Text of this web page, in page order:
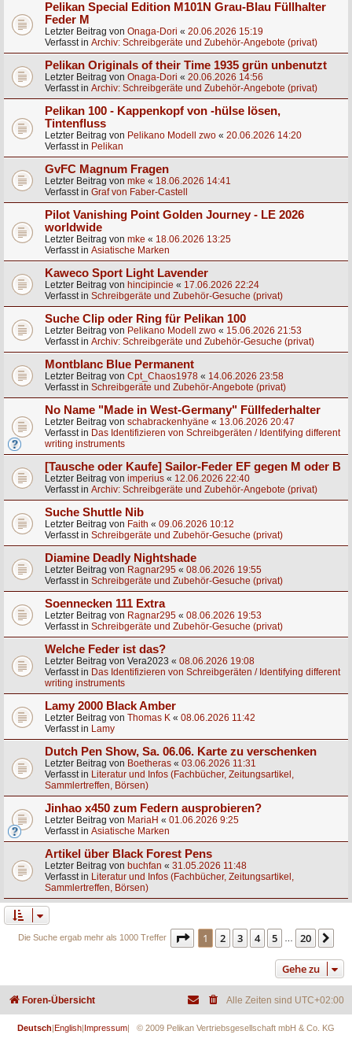
Pelikan Special Edition M101N Grau-Blau Füllhalter
Feder M
Letzter Beitrag von Onaga-Dori « 20.06.2026 15:19
Verfasst in Archiv: Schreibgeräte und Zubehör-Angebote (privat)
Pelikan Originals of their Time 1935 grün unbenutzt
Letzter Beitrag von Onaga-Dori « 20.06.2026 14:56
Verfasst in Archiv: Schreibgeräte und Zubehör-Angebote (privat)
Pelikan 100 - Kappenkopf von -hülse lösen,
Tintenfluss
Letzter Beitrag von Pelikano Modell zwo « 20.06.2026 14:20
Verfasst in Pelikan
GvFC Magnum Fragen
Letzter Beitrag von mke « 18.06.2026 14:41
Verfasst in Graf von Faber-Castell
Pilot Vanishing Point Golden Journey - LE 2026
worldwide
Letzter Beitrag von mke « 18.06.2026 13:25
Verfasst in Asiatische Marken
Kaweco Sport Light Lavender
Letzter Beitrag von hincipincie « 17.06.2026 22:24
Verfasst in Schreibgeräte und Zubehör-Gesuche (privat)
Suche Clip oder Ring für Pelikan 100
Letzter Beitrag von Pelikano Modell zwo « 15.06.2026 21:53
Verfasst in Archiv: Schreibgeräte und Zubehör-Gesuche (privat)
Montblanc Blue Permanent
Letzter Beitrag von Cpt_Chaos1978 « 14.06.2026 23:58
Verfasst in Schreibgeräte und Zubehör-Angebote (privat)
No Name "Made in West-Germany" Füllfederhalter
Letzter Beitrag von schabrackenhyäne « 13.06.2026 20:47
Verfasst in Das Identifizieren von Schreibgeräten / Identifying different
writing instruments
[Tausche oder Kaufe] Sailor-Feder EF gegen M oder B
Letzter Beitrag von imperius « 12.06.2026 22:40
Verfasst in Archiv: Schreibgeräte und Zubehör-Angebote (privat)
Suche Shuttle Nib
Letzter Beitrag von Faith « 09.06.2026 10:12
Verfasst in Schreibgeräte und Zubehör-Gesuche (privat)
Diamine Deadly Nightshade
Letzter Beitrag von Ragnar295 « 08.06.2026 19:55
Verfasst in Schreibgeräte und Zubehör-Gesuche (privat)
Soennecken 111 Extra
Letzter Beitrag von Ragnar295 « 08.06.2026 19:53
Verfasst in Schreibgeräte und Zubehör-Gesuche (privat)
Welche Feder ist das?
Letzter Beitrag von Vera2023 « 08.06.2026 19:08
Verfasst in Das Identifizieren von Schreibgeräten / Identifying different
writing instruments
Lamy 2000 Black Amber
Letzter Beitrag von Thomas K « 08.06.2026 11:42
Verfasst in Lamy
Dutch Pen Show, Sa. 06.06. Karte zu verschenken
Letzter Beitrag von Boetheras « 03.06.2026 11:31
Verfasst in Literatur und Infos (Fachbücher, Zeitungsartikel,
Sammlertreffen, Börsen)
Jinhao x450 zum Federn ausprobieren?
Letzter Beitrag von MariaH « 01.06.2026 9:25
Verfasst in Asiatische Marken
Artikel über Black Forest Pens
Letzter Beitrag von buchfan « 31.05.2026 11:48
Verfasst in Literatur und Infos (Fachbücher, Zeitungsartikel,
Sammlertreffen, Börsen)
Die Suche ergab mehr als 1000 Treffer Seite 1von 20
1 2 3 4 5 … 20
Gehe zu
Foren-Übersicht Alle Zeiten sind UTC+02:00
Deutsch English Impressum | © 2009 Pelikan Vertriebsgesellschaft mbH & Co. KG